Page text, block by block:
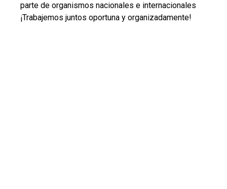
parte de organismos nacionales e internacionales
¡Trabajemos juntos oportuna y organizadamente!